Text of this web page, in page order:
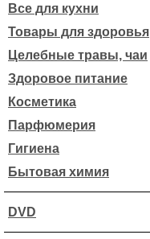
Все для кухни
Товары для здоровья
Целебные травы, чаи
Здоровое питание
Косметика
Парфюмерия
Гигиена
Бытовая химия
DVD